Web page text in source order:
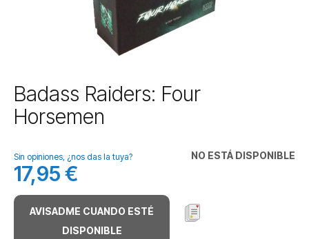
Saltar
al
comienzo
galería
de
imágenes
Badass Raiders: Four
Horsemen
NO ESTÁ DISPONIBLE
Sin opiniones, ¿nos das la tuya?
17,95 €
AVISADME CUANDO ESTÉ
DISPONIBLE